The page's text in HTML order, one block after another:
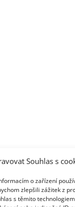
Souhlas s
o zařízení
zlepšili zážitek z
s těmito